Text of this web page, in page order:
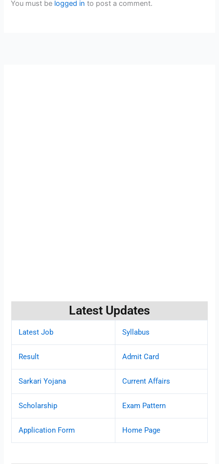
You must be logged in to post a comment.
Latest Updates
Latest Job Syllabus
Result Admit Card
Sarkari Yojana Current Affairs
Scholarship Exam Pattern
Application Form Home Page